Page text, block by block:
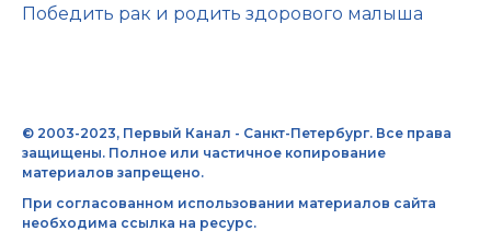
Победить рак и родить здорового малыша
© 2003-2023, Первый Канал - Санкт-Петербург. Все права
защищены. Полное или частичное копирование
материалов запрещено.
При согласованном использовании материалов сайта
необходима ссылка на ресурс.